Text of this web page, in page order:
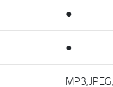
●
●
MP3,